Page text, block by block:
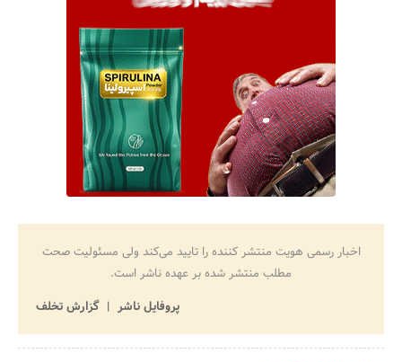
اخبار رسمی هویت منتشر کننده را تایید می‌کند ولی مسئولیت صحت
مطلب منتشر شده بر عهده ناشر است.
پروفایل ناشر
گزارش تخلف